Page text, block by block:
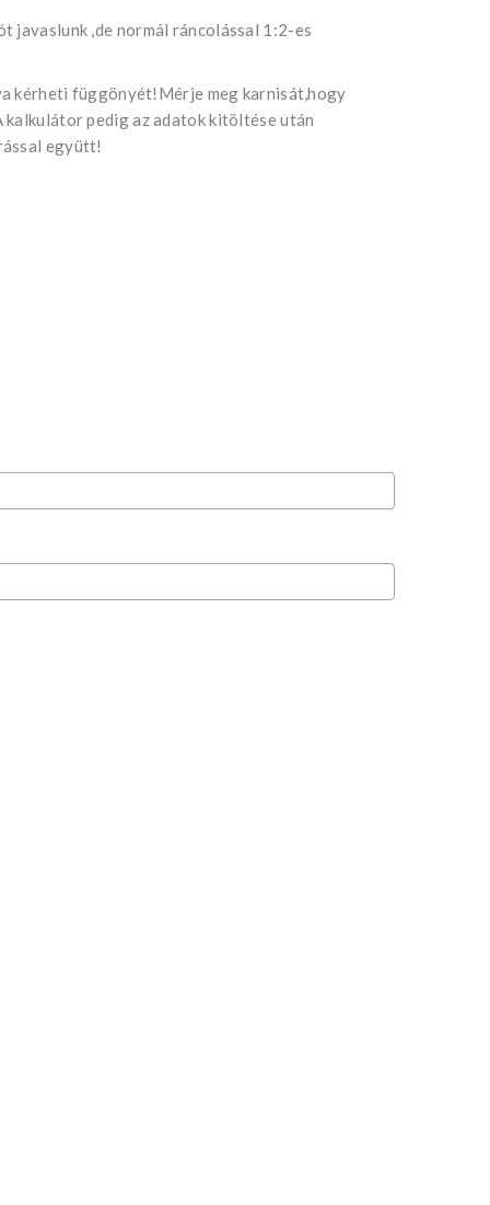
javaslunk ,de normál ráncolással 1:2-es
kérheti függönyét!Mérje meg karnisát,hogy
pedig az adatok kitöltése után
együtt!